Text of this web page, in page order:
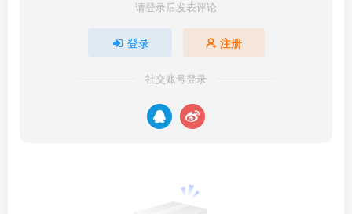
请登录后发表评论
登录 注册
社交账号登录